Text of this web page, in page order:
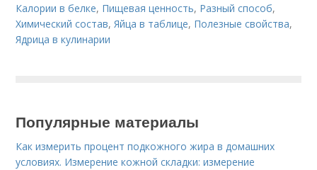
Калории в белке, Пищевая ценность, Разный способ,
Химический состав,Яйца в таблице, Полезные свойства,
Ядрица в кулинарии
Популярные материалы
Как измерить процент подкожного жира в домашних
условиях. Измерение кожной складки: измерение